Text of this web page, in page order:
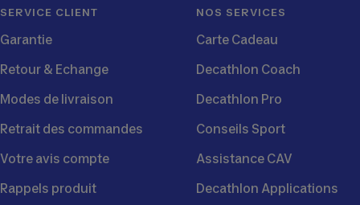
SERVICE CLIENT
Garantie
Retour & Echange
Modes de livraison
Retrait des commandes
Votre avis compte
Rappels produit
NOS SERVICES
Carte Cadeau
Decathlon Coach
Decathlon Pro
Conseils Sport
Assistance CAV
Decathlon Applications